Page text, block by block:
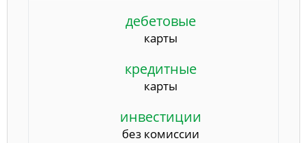
дебетовые
карты
кредитные
карты
инвестиции
без комиссии